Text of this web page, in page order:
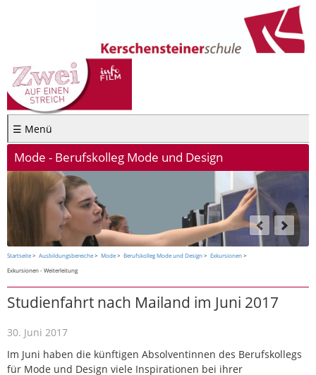
☰ Menü
Mode - Berufskolleg Mode und Design
Startseite Ausbildungsbereiche Mode Berufskolleg Mode und Design
Exkursionen
Exkursionen - Weiterleitung
Studienfahrt nach Mailand im Juni 2017
30. Juni 2017
Im Juni haben die künftigen Absolventinnen des Berufskollegs
für Mode und Design viele Inspirationen bei ihrer